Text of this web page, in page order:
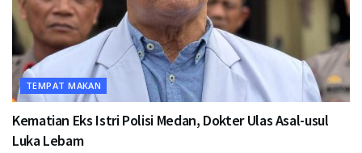
TEMPAT MAKAN
Kematian Eks Istri Polisi Medan, Dokter Ulas Asal-usul
Luka Lebam